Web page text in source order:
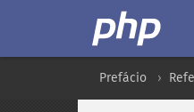
Prefácio